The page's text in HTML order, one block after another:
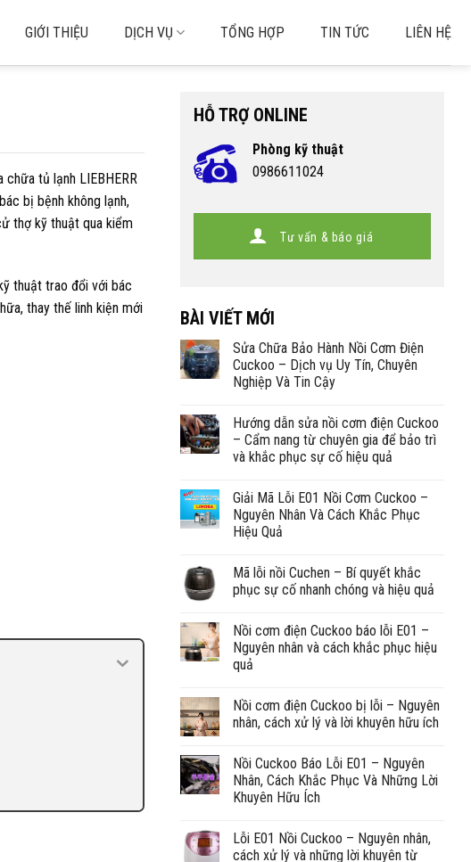
GIỚI THIỆU DỊCH VỤ TỔNG HỢP TIN TỨC LIÊN HỆ
tủ lạnh LIEBHERR
bị bệnh không lạnh,
thợ kỹ thuật qua kiểm
thuật trao đổi với bác
thay thế linh kiện mới
HỖ TRỢ ONLINE
Phòng kỹ thuật
0986611024
Tư vấn & báo giá
BÀI VIẾT MỚI
Sửa Chữa Bảo Hành Nồi Cơm Điện
Cuckoo – Dịch vụ Uy Tín, Chuyên
Nghiệp Và Tin Cậy
Hướng dẫn sửa nồi cơm điện Cuckoo
– Cẩm nang từ chuyên gia để bảo trì
và khắc phục sự cố hiệu quả
Giải Mã Lỗi E01 Nồi Cơm Cuckoo –
Nguyên Nhân Và Cách Khắc Phục
Hiệu Quả
Mã lỗi nồi Cuchen – Bí quyết khắc
phục sự cố nhanh chóng và hiệu quả
Nồi cơm điện Cuckoo báo lỗi E01 –
Nguyên nhân và cách khắc phục hiệu
quả
Nồi cơm điện Cuckoo bị lỗi – Nguyên
nhân, cách xử lý và lời khuyên hữu ích
Nồi Cuckoo Báo Lỗi E01 – Nguyên
Nhân, Cách Khắc Phục Và Những Lời
Khuyên Hữu Ích
Lỗi E01 Nồi Cuckoo – Nguyên nhân,
cách xử lý và những lời khuyên từ